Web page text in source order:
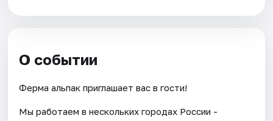
О событии
Ферма альпак приглашает вас в гости!
Мы работаем в нескольких городах России -